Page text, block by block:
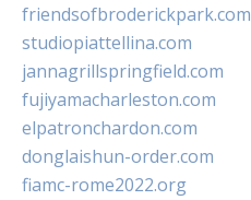
friendsofbroderickpark.com
studiopiattellina.com
jannagrillspringfield.com
fujiyamacharleston.com
elpatronchardon.com
donglaishun-order.com
fiamc-rome2022.org